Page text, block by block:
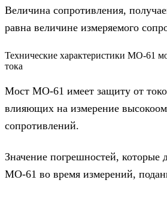
Величина сопротивления,
равна величине измеряемого
Технические характеристики МО-61
тока
Мост МО-61 имеет защиту от
влияющих на измерение
сопротивлений.
Значение погрешностей, которые
МО-61 во время измерений,